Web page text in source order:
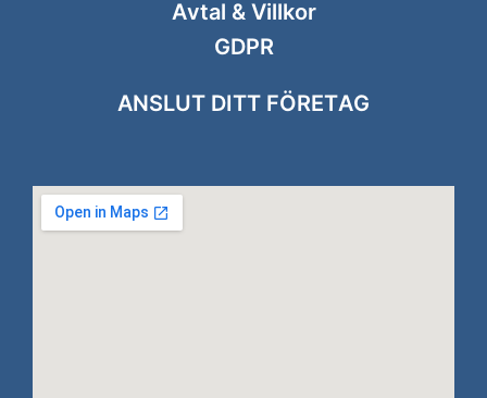
Avtal & Villkor
GDPR
ANSLUT DITT FÖRETAG